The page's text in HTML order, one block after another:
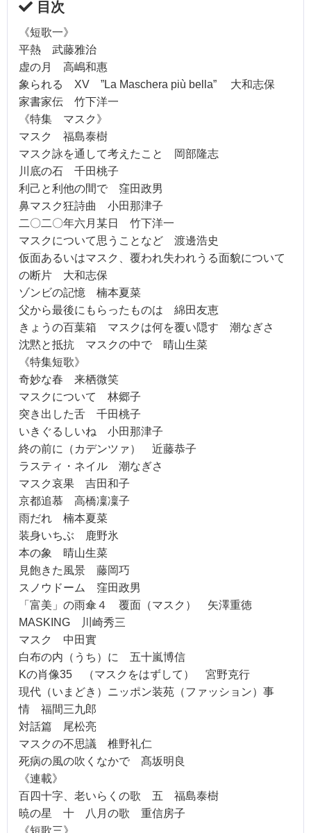
目次
《短歌一》
平熱 武藤雅治
虚の月 高嶋和惠
象られる XV ”La Maschera più bella” 大和志保
家書家伝 竹下洋一
《特集 マスク》
マスク 福島泰樹
マスク詠を通して考えたこと 岡部隆志
川底の石 千田桃子
利己と利他の間で 窪田政男
鼻マスク狂詩曲 小田那津子
二〇二〇年六月某日 竹下洋一
マスクについて思うことなど 渡邊浩史
仮面あるいはマスク、覆われ失われうる面貌について
の断片 大和志保
ゾンビの記憶 楠本夏菜
父から最後にもらったものは 綿田友恵
きょうの百葉箱 マスクは何を覆い隠す 潮なぎさ
沈黙と抵抗 マスクの中で 晴山生菜
《特集短歌》
奇妙な春 来栖微笑
マスクについて 林郷子
突き出した舌 千田桃子
いきぐるしいね 小田那津子
終の前に（カデンツァ） 近藤恭子
ラスティ・ネイル 潮なぎさ
マスク哀果 吉田和子
京都追慕 高橋凜凜子
雨だれ 楠本夏菜
装身いちぶ 鹿野氷
本の象 晴山生菜
見飽きた風景 藤岡巧
スノウドーム 窪田政男
「富美」の雨傘４ 覆面（マスク） 矢澤重徳
MASKING 川崎秀三
マスク 中田實
白布の内（うち）に 五十嵐博信
Kの肖像35 （マスクをはずして） 宮野克行
現代（いまどき）ニッポン装苑（ファッション）事
情 福間三九郎
対話篇 尾松亮
マスクの不思議 椎野礼仁
死病の風の吹くなかで 髙坂明良
《連載》
百四十字、老いらくの歌 五 福島泰樹
暁の星 十 八月の歌 重信房子